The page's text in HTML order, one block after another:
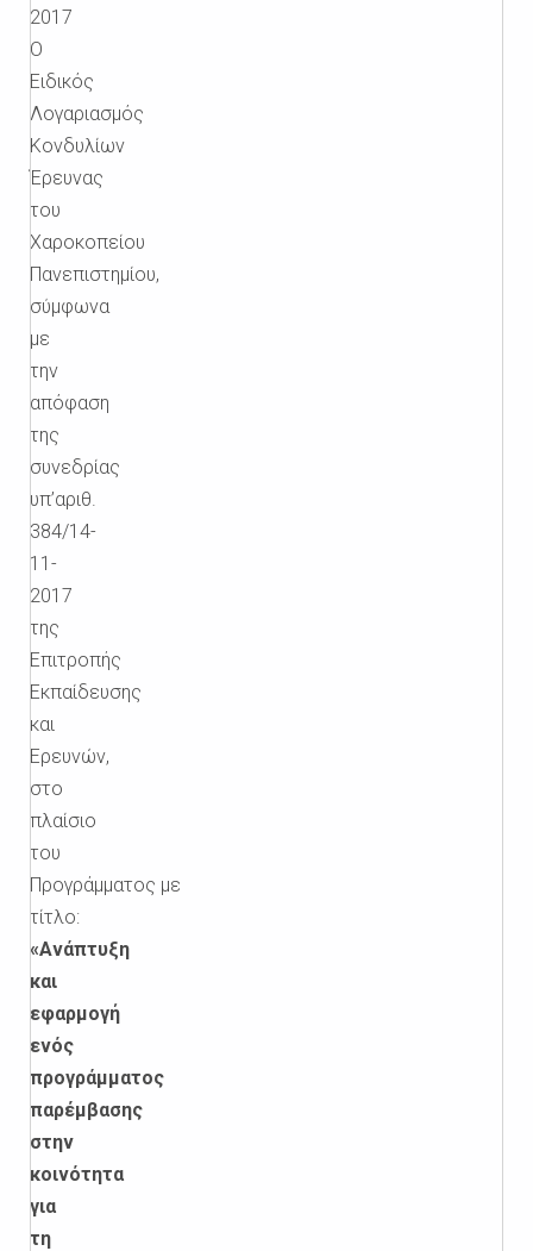
2017
Ο
Ειδικός
Λογαριασμός
Κονδυλίων
Έρευνας
του
Χαροκοπείου
Πανεπιστημίου,
σύμφωνα
με
την
απόφαση
της
συνεδρίας
υπ’αριθ.
384/14-
11-
2017
της
Επιτροπής
Εκπαίδευσης
και
Ερευνών,
στο
πλαίσιο
του
Προγράμματος με
τίτλο:
«Ανάπτυξη
και
εφαρμογή
ενός
προγράμματος
παρέμβασης
στην
κοινότητα
για
τη